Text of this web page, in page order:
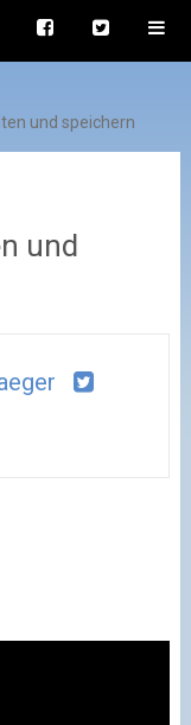
und speichern
und